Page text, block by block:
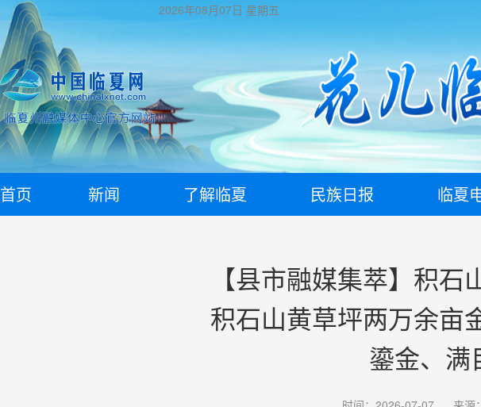
2026年08月07日 星期五
首页 新闻 了解临夏 民族日报 临夏
【县市融媒集萃】积石
积石山黄草坪两万余亩
鎏金、满